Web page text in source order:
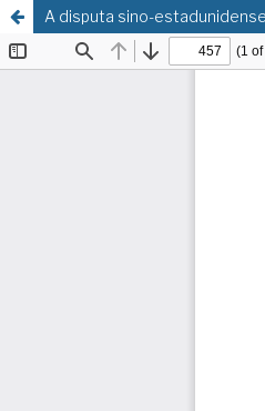
A disputa sino-